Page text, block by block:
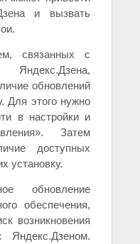
и вызвать
связанных с
обновлений
Для этого нужно
в настройки и
Затем
доступных
установку.
обновление
обеспечения,
возникновения